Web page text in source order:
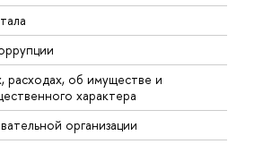
расходах, об имуществе и
характера
организации